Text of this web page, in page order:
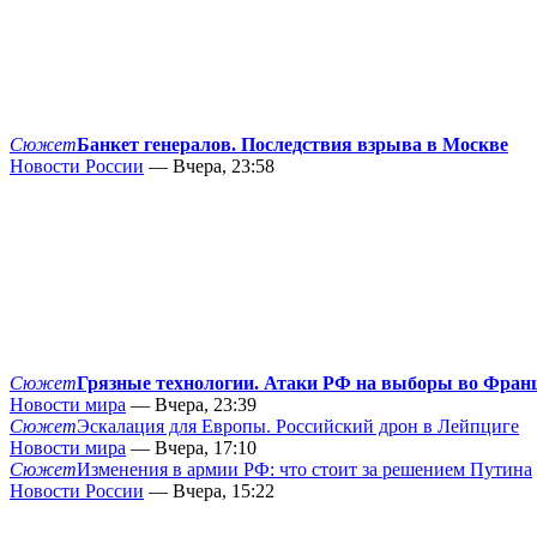
СюжетБанкет генералов. Последствия взрыва в Москве
Новости России — Вчера, 23:58
СюжетГрязные технологии. Атаки РФ на выборы во
Новости мира — Вчера, 23:39
СюжетЭскалация для Европы. Российский дрон в Лейпциге
Новости мира — Вчера, 17:10
СюжетИзменения в армии РФ: что стоит за решением Путина
Новости России — Вчера, 15:22